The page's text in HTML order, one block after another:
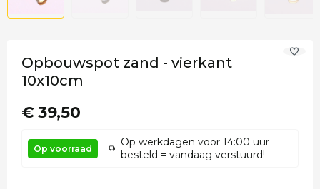
Opbouwspot zand - vierkant
10x10cm
€ 39,50
Op voorraad
Op werkdagen voor 14:00 uur
besteld = vandaag verstuurd!